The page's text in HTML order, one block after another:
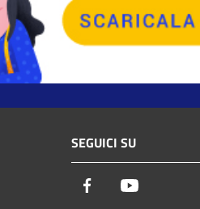
SEGUICI SU
Facebook